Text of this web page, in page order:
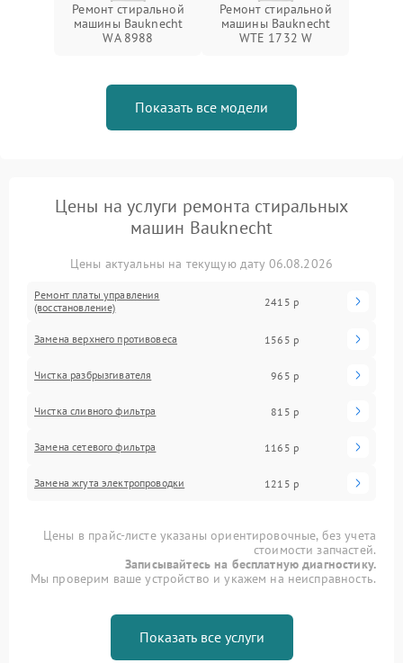
Ремонт стиральной
машины Bauknecht
WA 8988
Ремонт стиральной
машины Bauknecht
WTE 1732 W
Показать все модели
Цены на услуги ремонта стиральных
машин Bauknecht
Цены актуальны на текущую дату 06.08.2026
Ремонт платы управления
(восстановление)
2415 р
Замена верхнего противовеса 1565 р
Чистка разбрызгивателя 965 р
Чистка сливного фильтра 815 р
Замена сетевого фильтра 1165 р
Замена жгута электропроводки 1215 р
Цены в прайс-листе указаны ориентировочные, без учета
стоимости запчастей.
Записывайтесь на бесплатную диагностику.
Мы проверим ваше устройство и укажем на неисправность.
Показать все услуги